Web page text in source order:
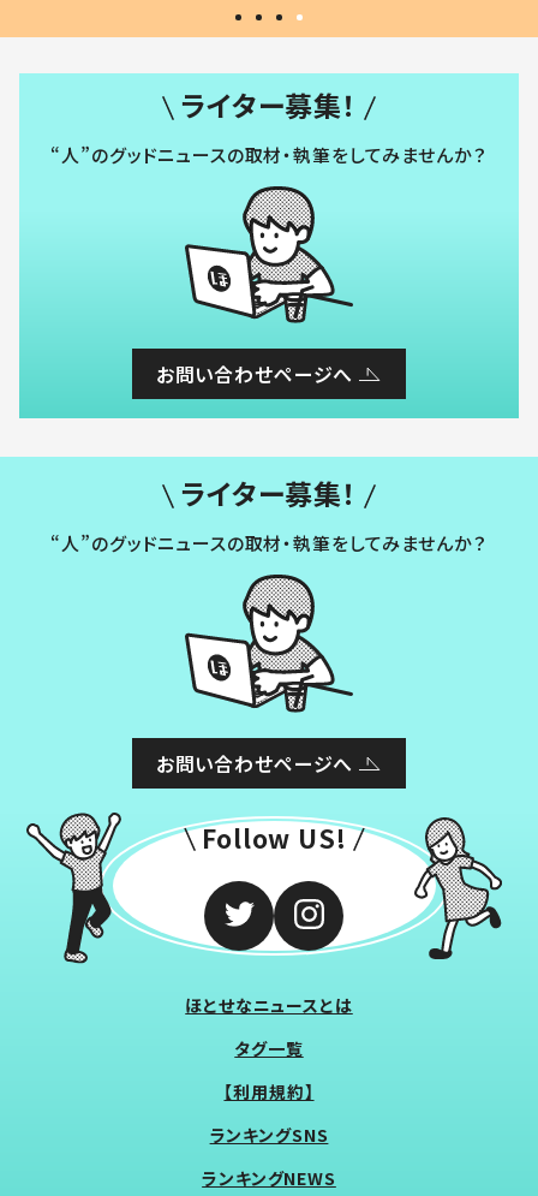
ライター募集！
“人”のグッドニュースの取材・執筆をしてみませんか？
お問い合わせページへ
ライター募集！
“人”のグッドニュースの取材・執筆をしてみませんか？
お問い合わせページへ
Follow US!
ほとせなニュースとは
タグ一覧
【利用規約】
ランキングSNS
ランキングNEWS